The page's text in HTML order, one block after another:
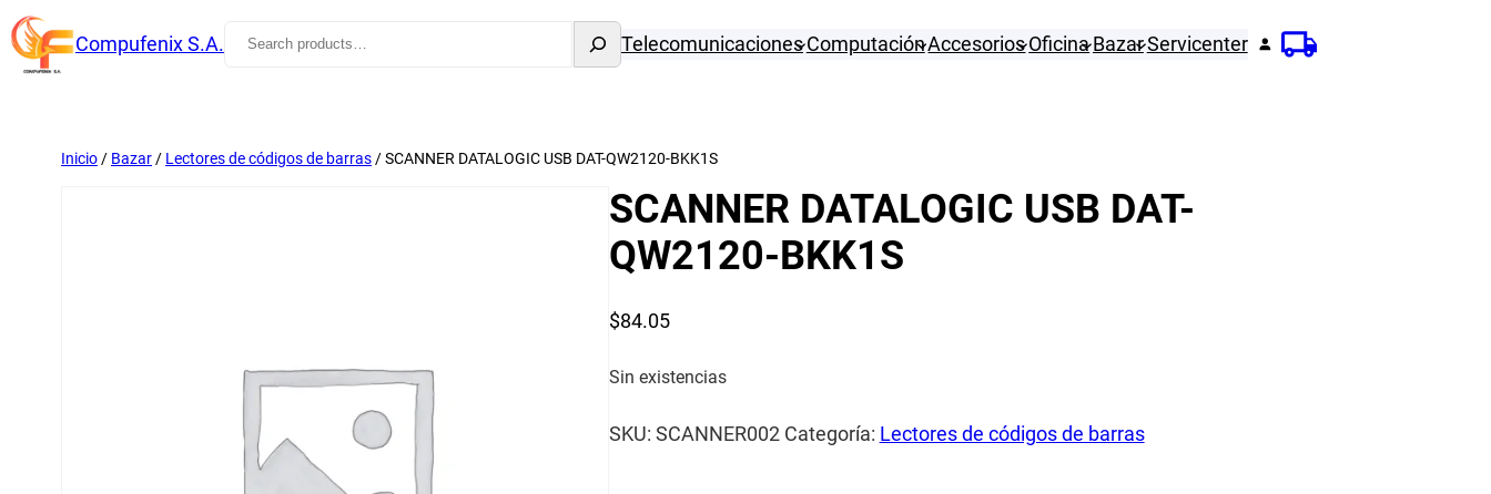
Saltar
al
Compufenix S.A. Search TelecomunicacionesComputaciónAccesoriosOficinaBazarServicenter
Inicio/ Bazar/ Lectores de códigos de barras/ SCANNER DATALOGIC USB DAT-QW2120-BKK1S
SCANNER DATALOGIC USB DAT-
QW2120-BKK1S
$84.05
Sin existencias
SKU: SCANNER002 Categoría: Lectores de códigos de barras